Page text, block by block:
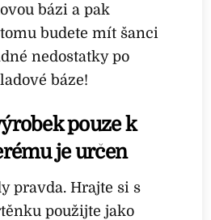
bázi a pak
budete mít šanci
nedostatky po
báze!
pouze k
je určen
pravda. Hrajte si s
použijte jako